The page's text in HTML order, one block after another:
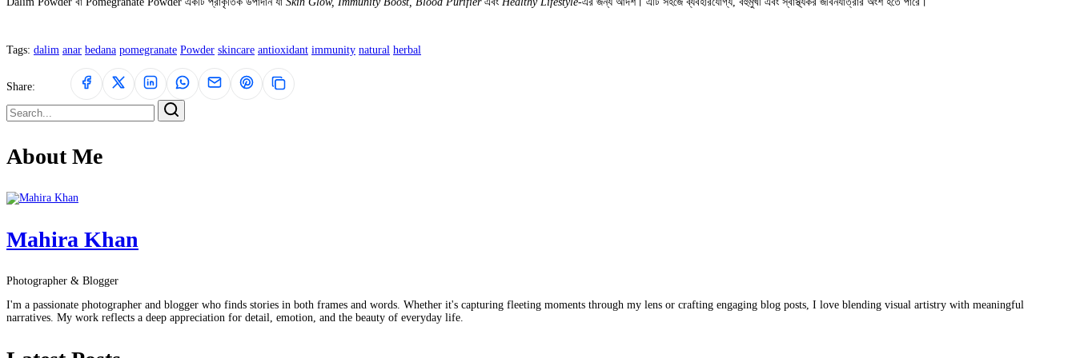
Tags: dalim anar bedana pomegranate Powder skincare antioxidant immunity natural herbal
Share:
About Me
Mahira Khan
Photographer & Blogger
I'm a passionate photographer and blogger who finds stories in both frames and words. Whether it's capturing fleeting moments through my lens or crafting engaging blog posts, I love blending visual artistry with meaningful
narratives. My work reflects a deep appreciation for detail, emotion, and the beauty of everyday life.